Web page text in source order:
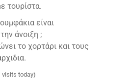
τουρίστα.
είναι
άνοιξη ;
το χορτάρι και τους
visits today)